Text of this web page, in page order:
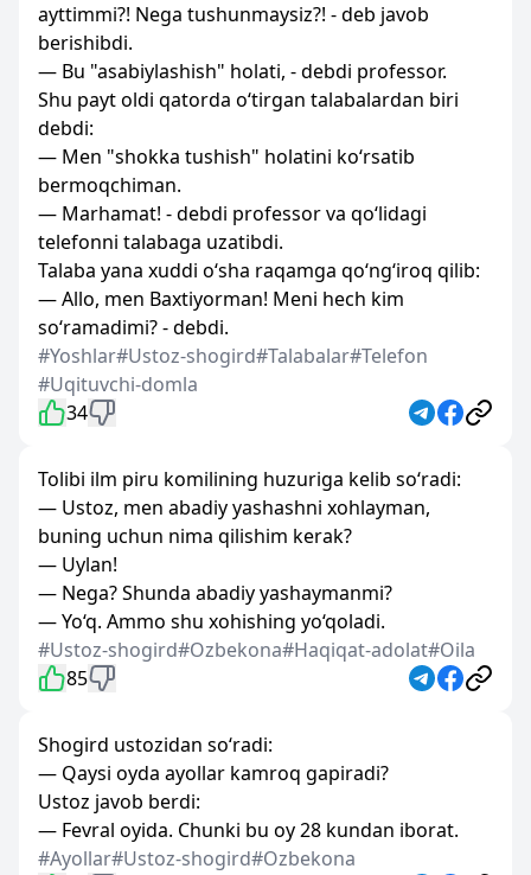
ayttimmi?! Nega tushunmaysiz?! - deb javob
berishibdi.
— Bu "asabiylashish" holati, - debdi professor.
Shu payt oldi qatorda o‘tirgan talabalardan biri
debdi:
— Men "shokka tushish" holatini ko‘rsatib
bermoqchiman.
— Marhamat! - debdi professor va qo‘lidagi
telefonni talabaga uzatibdi.
Talaba yana xuddi o‘sha raqamga qo‘ng‘iroq qilib:
— Allo, men Baxtiyorman! Meni hech kim
so‘ramadimi? - debdi.
#Yoshlar#Ustoz-shogird#Talabalar#Telefon
#Uqituvchi-domla
34
Tolibi ilm piru komilining huzuriga kelib so‘radi:
— Ustoz, men abadiy yashashni xohlayman,
buning uchun nima qilishim kerak?
— Uylan!
— Nega? Shunda abadiy yashaymanmi?
— Yo‘q. Ammo shu xohishing yo‘qoladi.
#Ustoz-shogird#Ozbekona#Haqiqat-adolat#Oila
85
Shogird ustozidan so‘radi:
— Qaysi oyda ayollar kamroq gapiradi?
Ustoz javob berdi:
— Fevral oyida. Chunki bu oy 28 kundan iborat.
#Ayollar#Ustoz-shogird#Ozbekona